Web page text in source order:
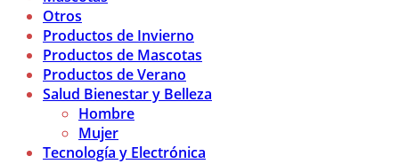
Otros
Productos de Invierno
Productos de Mascotas
Productos de Verano
Salud Bienestar y Belleza
Hombre
Mujer
Tecnología y Electrónica